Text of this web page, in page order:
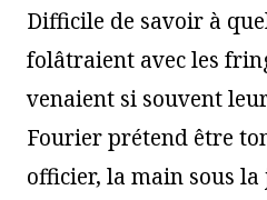
Difficile de savoir à
folâtraient avec les
venaient si souvent
Fourier prétend être
officier, la main sous la